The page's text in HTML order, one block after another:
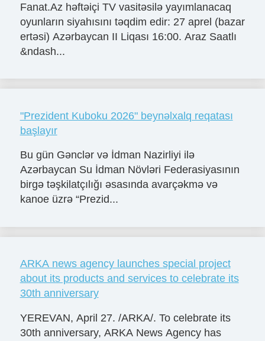
Fanat.Az həftəiçi TV vasitəsilə yayımlanacaq
oyunların siyahısını təqdim edir: 27 aprel (bazar
ertəsi) Azərbaycan II Liqası 16:00. Araz Saatlı
&ndash...
"Prezident Kuboku 2026" beynəlxalq reqatası
başlayır
Bu gün Gənclər və İdman Nazirliyi ilə
Azərbaycan Su İdman Növləri Federasiyasının
birgə təşkilatçılığı əsasında avarçəkmə və
kanoe üzrə “Prezid...
ARKA news agency launches special project
about its products and services to celebrate its
30th anniversary
YEREVAN, April 27. /ARKA/. To celebrate its
30th anniversary, ARKA News Agency has